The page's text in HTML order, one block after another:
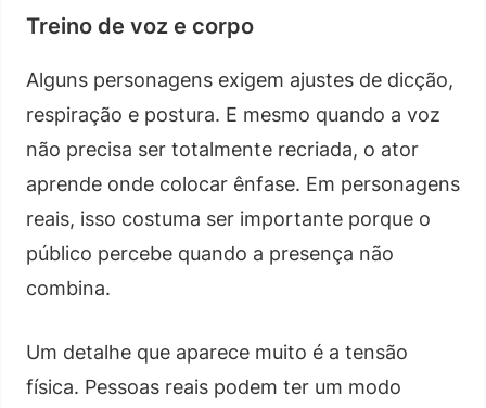
Treino de voz e corpo
Alguns personagens exigem ajustes de dicção,
respiração e postura. E mesmo quando a voz
não precisa ser totalmente recriada, o ator
aprende onde colocar ênfase. Em personagens
reais, isso costuma ser importante porque o
público percebe quando a presença não
combina.
Um detalhe que aparece muito é a tensão
física. Pessoas reais podem ter um modo